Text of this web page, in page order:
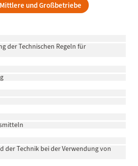
und Großbetriebe
der Technischen Regeln für
der Technik bei der Verwendung von